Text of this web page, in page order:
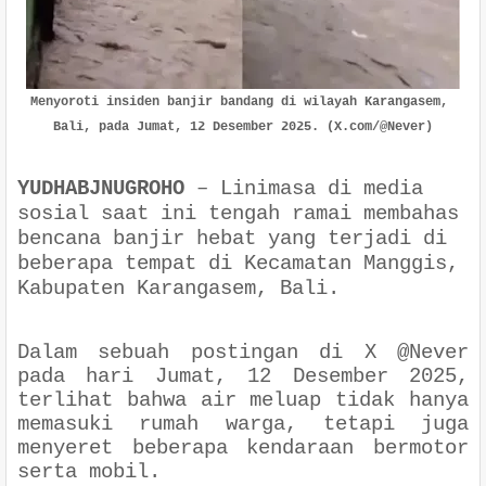
Menyoroti insiden banjir bandang di wilayah Karangasem,
Bali, pada Jumat, 12 Desember 2025. (X.com/@Never)
YUDHABJNUGROHO –
Linimasa di media
sosial saat ini tengah ramai membahas
bencana banjir hebat yang terjadi di
beberapa tempat di Kecamatan Manggis,
Kabupaten Karangasem, Bali.
Dalam sebuah postingan di X @Never
pada hari Jumat, 12 Desember 2025,
terlihat bahwa air meluap tidak hanya
memasuki rumah warga, tetapi juga
menyeret beberapa kendaraan bermotor
serta mobil.